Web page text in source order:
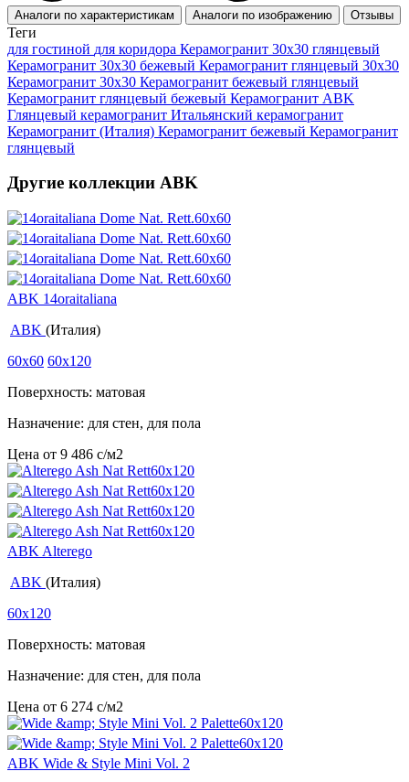
Аналоги по характеристикам Аналоги по изображению Отзывы
Теги
для гостиной для коридора Керамогранит 30x30 глянцевый
Керамогранит 30х30 бежевый Керамогранит глянцевый 30x30
Керамогранит 30x30 Керамогранит бежевый глянцевый
Керамогранит глянцевый бежевый Керамогранит ABK
Глянцевый керамогранит Итальянский керамогранит
Керамогранит (Италия) Керамогранит бежевый Керамогранит
глянцевый
Другие коллекции ABK
ABK 14oraitaliana
ABK (Италия)
60x60 60x120
Поверхность: матовая
Назначение: для стен, для пола
Цена от 9 486 c/м2
ABK Alterego
ABK (Италия)
60x120
Поверхность: матовая
Назначение: для стен, для пола
Цена от 6 274 c/м2
ABK Wide & Style Mini Vol. 2